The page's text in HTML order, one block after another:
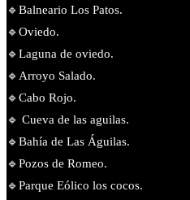
🔹️Balneario Los Patos.
🔹Oviedo.
🔹️Laguna de oviedo.
🔹️Arroyo Salado.
🔹Cabo Rojo.
🔹 Cueva de las aguilas.
🔹️Bahía de Las Águilas.
🔹️Pozos de Romeo.
🔹️Parque Eólico los cocos.